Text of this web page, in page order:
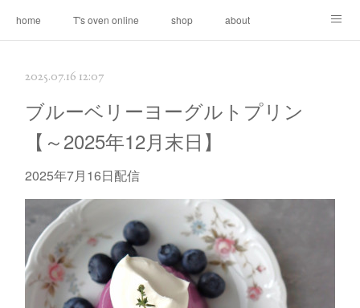
home T's oven online shop about
2025.07.16 12:07
ブルーベリーヨーグルトプリン
【～2025年12月末日】
2025年7月16日配信